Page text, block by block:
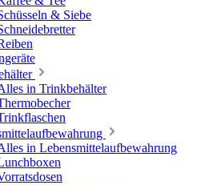
& Siebe
in Trinkbehälter
in Lebensmittelaufbewahrung